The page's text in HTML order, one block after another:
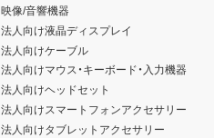
映像/音響機器
法人向け液晶ディスプレイ
法人向けケーブル
法人向けマウス・キーボード・入力機器
法人向けヘッドセット
法人向けスマートフォンアクセサリー
法人向けタブレットアクセサリー